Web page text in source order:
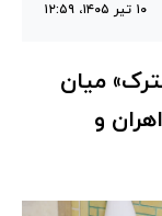
۱۰ تیر ۱۴۰۵، ۱۲:۵۹
میان
و